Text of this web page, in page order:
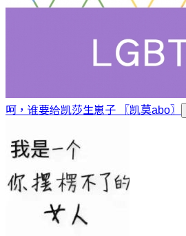
呵，谁要给凯莎生崽子 〖凯莫abo〗